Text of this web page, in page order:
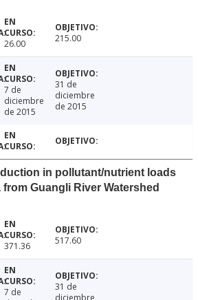
26.00 215.00
7 de
diciembre
de 2015
31 de
diciembre
de 2015
in pollutant/nutrient loads
Guangli River Watershed
371.36 517.60
7 de
31 de